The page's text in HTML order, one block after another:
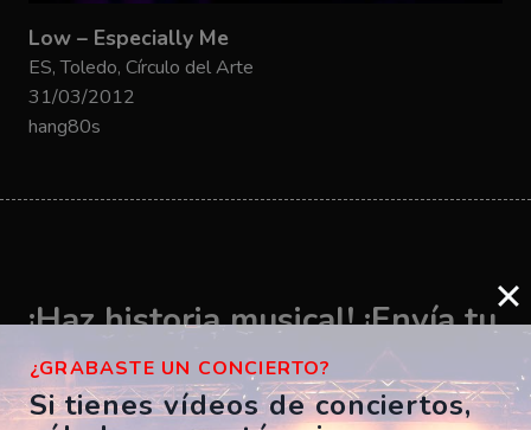
Low – Especially Me
ES, Toledo, Círculo del Arte
31/03/2012
hang80s
¡Haz historia musical! ¡Envía tu
vídeo ahora!
¿GRABASTE UN CONCIERTO?
Si tienes vídeos de conciertos,